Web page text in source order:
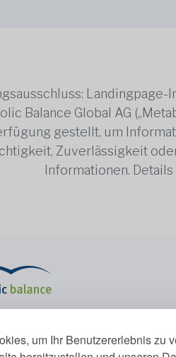
um Ihr Benutzererlebnis zu
Balance Global AG
gestellt, um
Zuverlässigkeit
Informationen.
Programm